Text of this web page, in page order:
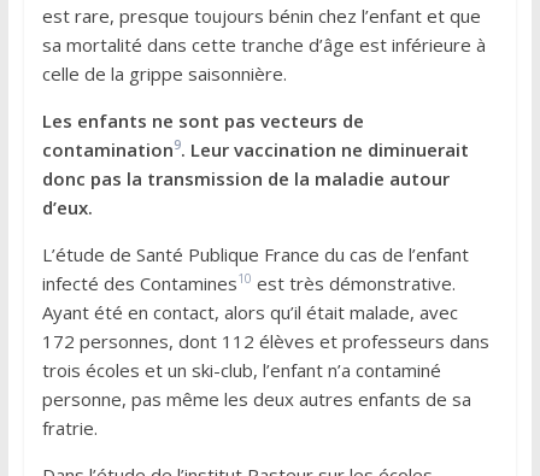
est rare, presque toujours bénin chez l’enfant et que
sa mortalité dans cette tranche d’âge est inférieure à
celle de la grippe saisonnière.
Les enfants ne sont pas vecteurs de
contamination9. Leur vaccination ne diminuerait
donc pas la transmission de la maladie autour
d’eux.
L’étude de Santé Publique France du cas de l’enfant
infecté des Contamines10 est très démonstrative.
Ayant été en contact, alors qu’il était malade, avec
172 personnes, dont 112 élèves et professeurs dans
trois écoles et un ski-club, l’enfant n’a contaminé
personne, pas même les deux autres enfants de sa
fratrie.